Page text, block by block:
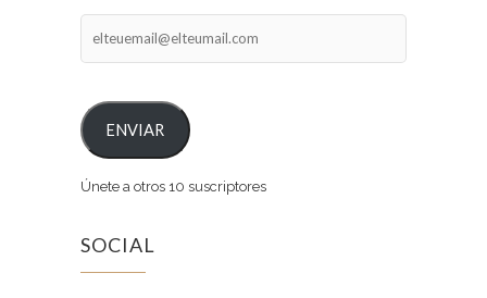
ENVIAR
Únete a otros 10 suscriptores
SOCIAL